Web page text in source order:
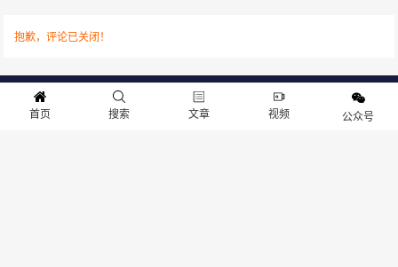
抱歉，评论已关闭！
关于我们 寻求报道 投稿须知 商务合作 版权申明
联系我们
首页 搜索 文章 视频 公众号